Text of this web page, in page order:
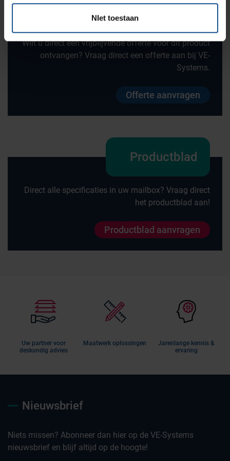
NIet toestaan
Wilt u direct een vrijblijvende offerte voor dit product
ontvangen? Vraag direct een offerte aan bij VE-
Systems.
Offerte aanvragen
Productblad
Direct alle specificaties in uw mailbox? Vraag direct
het productblad aan!
Productblad aanvragen
Uw partner voor
deskundig advies
Maatwerk oplossingen
Jarenlange kennis &
ervaring
Nieuwsbrief
Niets missen? Abonneer dan hier op de VE-Systems
nieuwsbrief en blijf altijd op de hoogte!